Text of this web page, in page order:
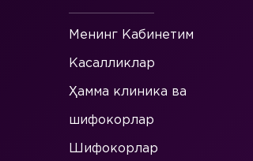
Менинг Кабинетим
Касалликлар
Ҳамма клиника ва
шифокорлар
Шифокорлар